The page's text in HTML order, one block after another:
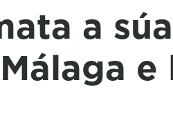
a súa
e